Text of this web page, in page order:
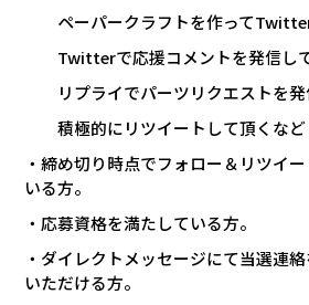
ペーパークラフトを作って
Twitterで応援コメントを発信し
リプライでパーツリクエストを
積極的にリツイートして頂くなど
・締め切り時点でフォロー＆リツイ
いる方。
・応募資格を満たしている方。
・ダイレクトメッセージにて当選連
いただける方。